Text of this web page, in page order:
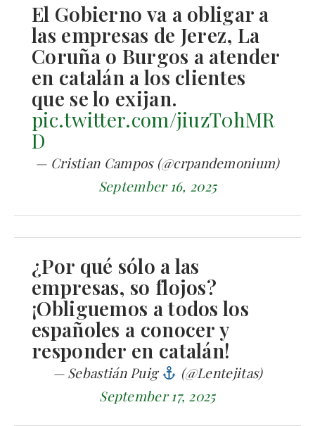
El Gobierno va a obligar a
las empresas de Jerez, La
Coruña o Burgos a atender
en catalán a los clientes
que se lo exijan.
pic.twitter.com/jiuzT0hMR
D
— Cristian Campos (@crpandemonium)
September 16, 2025
¿Por qué sólo a las
empresas, so flojos?
¡Obliguemos a todos los
españoles a conocer y
responder en catalán!
— Sebastián Puig
(@Lentejitas)
September 17, 2025